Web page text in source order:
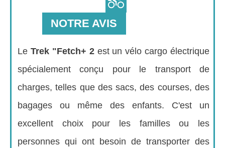
NOTRE AVIS
Le Trek "Fetch+ 2est un vélo cargo électrique
spécialement conçu pour le transport de
charges, telles que des sacs, des courses, des
bagages ou même des enfants. C'est un
excellent choix pour les familles ou les
personnes qui ont besoin de transporter des